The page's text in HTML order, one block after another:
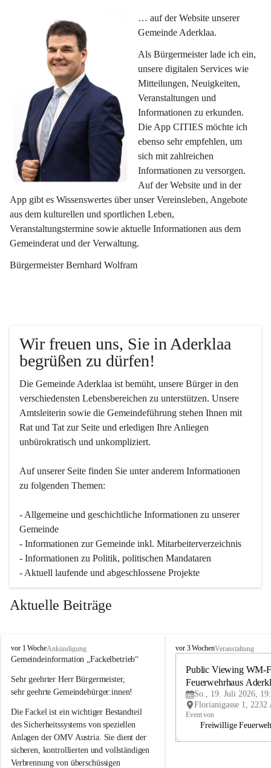
… auf der Website unserer
Gemeinde Aderklaa.
Als Bürgermeister lade ich ein,
unsere digitalen Services wie
Mitteilungen, Neuigkeiten,
Veranstaltungen und
Informationen zu erkunden.
Die App CITIES möchte ich
ebenso sehr empfehlen, um
sich mit zahlreichen
Informationen zu versorgen.
Auf der Website und in der
App gibt es Wissenswertes über unser Vereinsleben, Angebote
aus dem kulturellen und sportlichen Leben,
Veranstaltungstermine sowie aktuelle Informationen aus dem
Gemeinderat und der Verwaltung.
Bürgermeister Bernhard Wolfram
Wir freuen uns, Sie in Aderklaa
begrüßen zu dürfen!
Die Gemeinde Aderklaa ist bemüht, unsere Bürger in den
verschiedensten Lebensbereichen zu unterstützen. Unsere
Amtsleiterin sowie die Gemeindeführung stehen Ihnen mit
Rat und Tat zur Seite und erledigen Ihre Anliegen
unbürokratisch und unkompliziert.
Auf unserer Seite finden Sie un­ter an­de­rem Informationen
zu folgenden Themen:
- Allgemeine und geschichtliche Informationen zu unserer
Gemeinde
- Informationen zur Gemeinde inkl. Mitarbeiterverzeichnis
- Informationen zu Politik, politischen Mandataren
- Aktuell laufende und abgeschlossene Projekte
Aktuelle Beiträge
A
d
r
k
a
a
vor 1 WocheAnkündigung
Gemeindeinformation „Fackelbetrieb“
Sehr geehrter Herr Bürgermeister,
sehr geehrte Gemeindebürger:innen!
Die Fackel ist ein wichtiger Bestandteil
des Sicherheitssystems von speziellen
Anlagen der OMV Austria. Sie dient der
sicheren, kontrollierten und vollständigen
Verbrennung von überschüssigen
A
vor 3 WochenVeranstaltung
Public Viewing WM-
Feuerwehrhaus
So., 19. Juli 2026,
Event von
Freiwillige